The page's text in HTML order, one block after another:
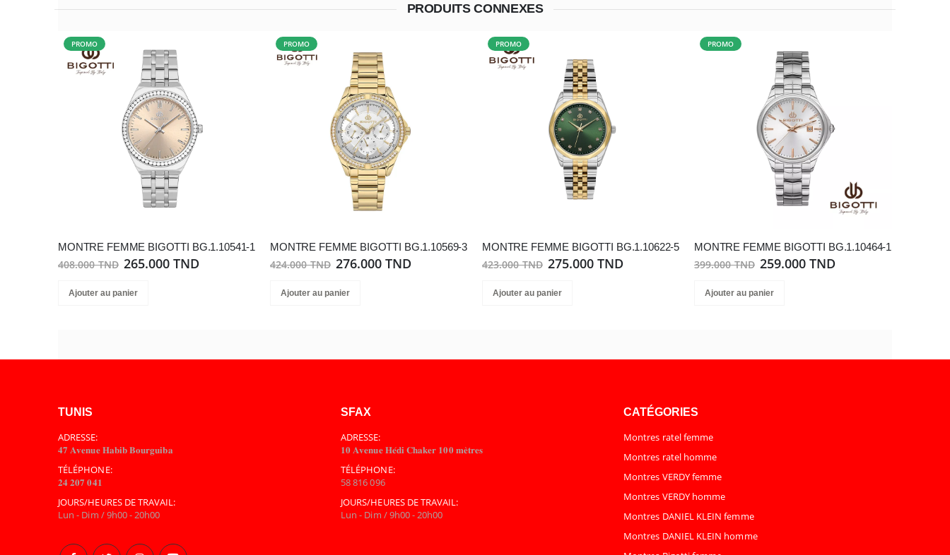
PRODUITS CONNEXES
PROMO
MONTRE FEMME BIGOTTI BG.1.10541-1
408.000 TND 265.000 TND
Ajouter au panier
PROMO
MONTRE FEMME BIGOTTI BG.1.10569-3
424.000 TND 276.000 TND
Ajouter au panier
PROMO
MONTRE FEMME BIGOTTI BG.1.10622-5
423.000 TND 275.000 TND
Ajouter au panier
PROMO
MONTRE FEMME BIGOTTI BG.1.10464-1
399.000 TND 259.000 TND
Ajouter au panier
TUNIS
ADRESSE:
𝟒𝟕 𝐀𝐯𝐞𝐧𝐮𝐞 𝐇𝐚𝐛𝐢𝐛 𝐁𝐨𝐮𝐫𝐠𝐮𝐢𝐛𝐚
TÉLÉPHONE:
𝟐𝟒 𝟐𝟎𝟕 𝟎𝟒𝟏
JOURS/HEURES DE TRAVAIL:
Lun - Dim / 9h00 - 20h00
SFAX
ADRESSE:
𝟏𝟎 𝐀𝐯𝐞𝐧𝐮𝐞 𝐇𝐞́𝐝𝐢 𝐂𝐡𝐚𝐤𝐞𝐫 𝟏𝟎𝟎 𝐦𝐞̀𝐭𝐫𝐞𝐬
TÉLÉPHONE:
58 816 096
JOURS/HEURES DE TRAVAIL:
Lun - Dim / 9h00 - 20h00
CATÉGORIES
Montres ratel femme
Montres ratel homme
Montres VERDY femme
Montres VERDY homme
Montres DANIEL KLEIN femme
Montres DANIEL KLEIN homme